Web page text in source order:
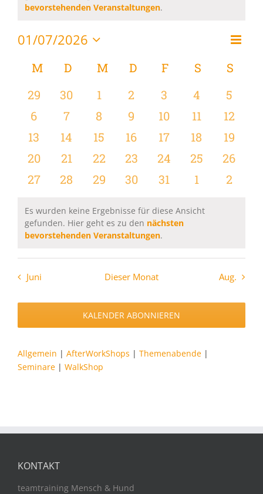
bevorstehenden Veranstaltungen.
Monat
01/07/2026
wählen.
Kalender
von
Veranstaltungen
MMONTAG
D DIENSTAG
MMITTWOCH
D DONNERSTAG
F FREITAG
S SAMSTAG
S
0
Veranstaltungen
29
0
Veranstaltungen
30
0
Veranstaltungen
1
0
Veranstaltungen
2
0
Veranstaltungen
3
0
4
0
5
0
Veranstaltungen
6
0
Veranstaltungen
7
0
Veranstaltungen
8
0
Veranstaltungen
9
0
Veranstaltungen
10
0
11
0
12
0
Veranstaltungen
13
0
Veranstaltungen
14
0
Veranstaltungen
15
0
Veranstaltungen
16
0
Veranstaltungen
17
0
18
0
19
0
Veranstaltungen
20
0
Veranstaltungen
21
0
Veranstaltungen
22
0
Veranstaltungen
23
0
Veranstaltungen
24
0
25
0
26
0
27
0
28
0
29
0
30
0
31
0
1
0
2
Hinweis
Es wurden keine Ergebnisse für diese Ansicht
gefunden. Hier geht es zu den nächsten
bevorstehenden Veranstaltungen.
Juni Dieser Monat Aug.
KALENDER ABONNIEREN
Allgemein | AfterWorkShops | Themenabende |
Seminare | WalkShop
KONTAKT
teamtraining Mensch & Hund